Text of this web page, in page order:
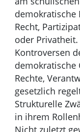
demokratische
Recht,
oder
Kontroversen
demokratische
Rechte,
gesetzlich
Strukturelle
in ihrem